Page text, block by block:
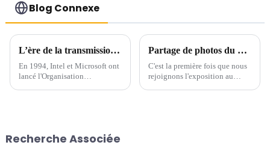
Blog Connexe
L’ère de la transmission à grande vitesse arrive – USB 4.0
En 1994, Intel et Microsoft ont
lancé l'Organisation
Partage de photos du CEIT&ECPE au Vietnam
C'est la première fois que nous
rejoignons l'exposition au
Recherche Associée